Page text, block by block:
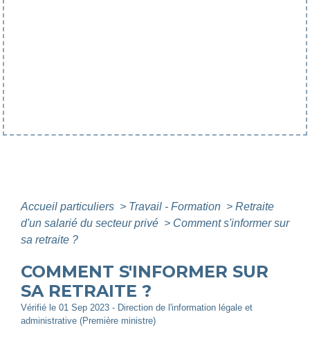
Accueil particuliers > Travail - Formation > Retraite
d'un salarié du secteur privé > Comment s'informer sur
sa retraite ?
COMMENT S'INFORMER SUR
SA RETRAITE ?
Vérifié le 01 Sep 2023 - Direction de l'information légale et
administrative (Première ministre)